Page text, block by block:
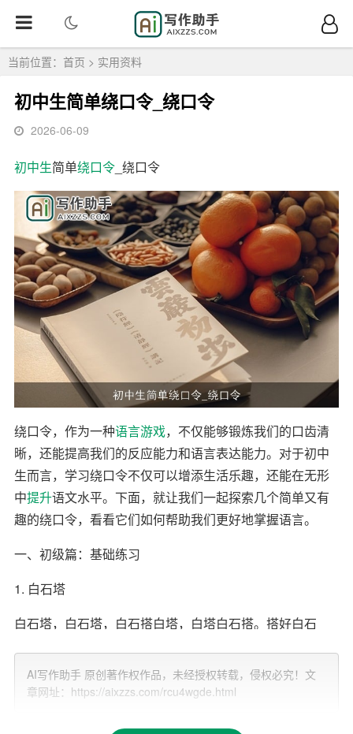
当前位置： 首页 > 实用资料
初中生简单绕口令_绕口令
2026-06-09
初中生简单绕口令_绕口令
绕口令，作为一种语言游戏，不仅能够锻炼我们的口齿清
晰，还能提高我们的反应能力和语言表达能力。对于初中
生而言，学习绕口令不仅可以增添生活乐趣，还能在无形
中提升语文水平。下面，就让我们一起探索几个简单又有
趣的绕口令，看看它们如何帮助我们更好地掌握语言。
一、初级篇：基础练习
1. 白石塔
白石塔，白石塔，白石搭白塔，白塔白石搭。搭好白石
这段绕口令主要练习的是“白”和“塔”两个字的发音。初中生
在练习时，可以先放慢速度，确保每个字都发音准确，然
后再逐渐加快速度。
AI写作助手 原创著作权作品，未经授权转载，侵权必究！文
章网址：https://aixzzs.com/rcu4wgde.html